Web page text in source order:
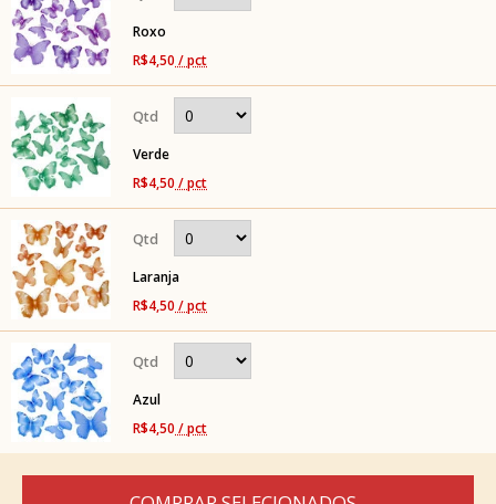
Roxo
R$4,50 / pct
Verde
R$4,50 / pct
Laranja
R$4,50 / pct
Azul
R$4,50 / pct